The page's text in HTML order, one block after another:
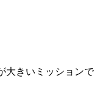
大きいミッションで